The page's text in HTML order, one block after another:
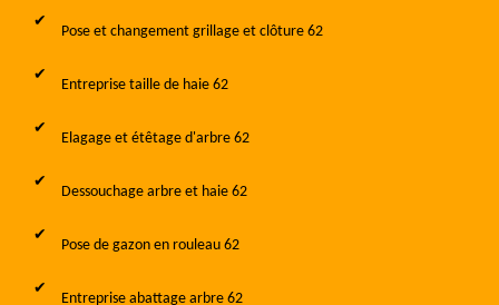
Pose et changement grillage et clôture 62
Entreprise taille de haie 62
Elagage et étêtage d'arbre 62
Dessouchage arbre et haie 62
Pose de gazon en rouleau 62
Entreprise abattage arbre 62